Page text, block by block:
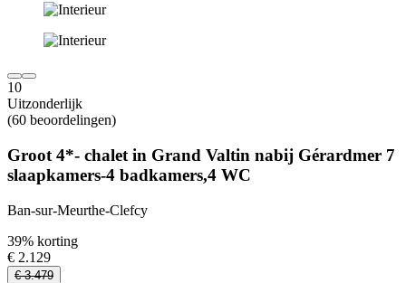
10
Uitzonderlijk
(60 beoordelingen)
Groot 4*- chalet in Grand Valtin nabij Gérardmer 7
slaapkamers-4 badkamers,4 WC
Ban-sur-Meurthe-Clefcy
39% korting
€ 2.129
€ 3.479